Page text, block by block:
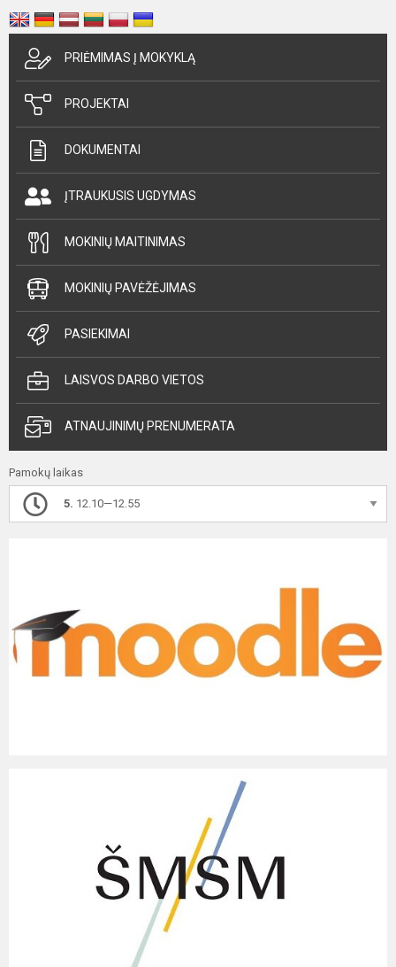
PRIĖMIMAS Į MOKYKLĄ
PROJEKTAI
DOKUMENTAI
ĮTRAUKUSIS UGDYMAS
MOKINIŲ MAITINIMAS
MOKINIŲ PAVĖŽĖJIMAS
PASIEKIMAI
LAISVOS DARBO VIETOS
ATNAUJINIMŲ PRENUMERATA
Pamokų laikas
5. 12.10—12.55